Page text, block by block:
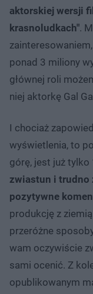
aktorskiej wersji
krasnoludkach".
ponad 3 miliony
głównej roli
niej aktorkę Gal
I chociaż
wyświetlenia, to
górę, jest już tylko
zwiastun i trudno
pozytywne
produkcję z
przeróżne
wam oczywiście
sami ocenić. Z
opublikowanym